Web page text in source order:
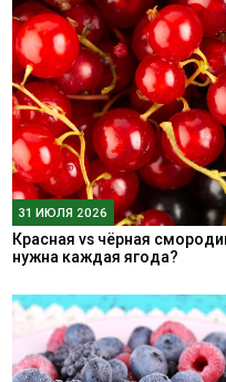
31 ИЮЛЯ 2026
Красная vs чёрная
нужна каждая ягода?